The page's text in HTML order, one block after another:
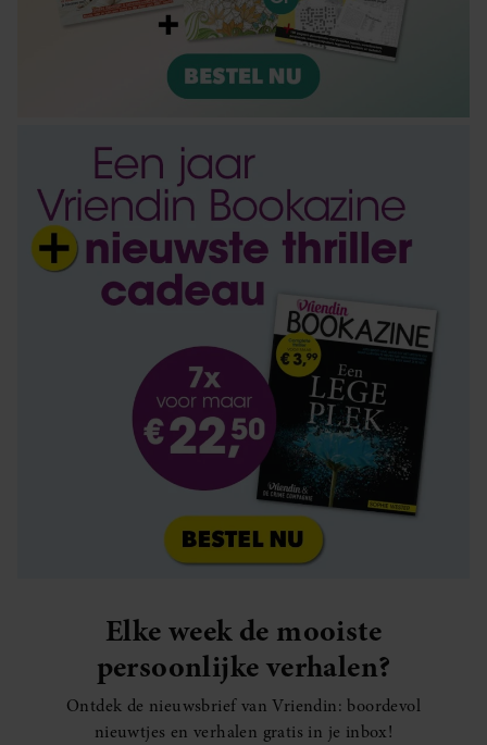
Elke week de mooiste
persoonlijke verhalen?
Ontdek de nieuwsbrief van Vriendin: boordevol
nieuwtjes en verhalen gratis in je inbox!